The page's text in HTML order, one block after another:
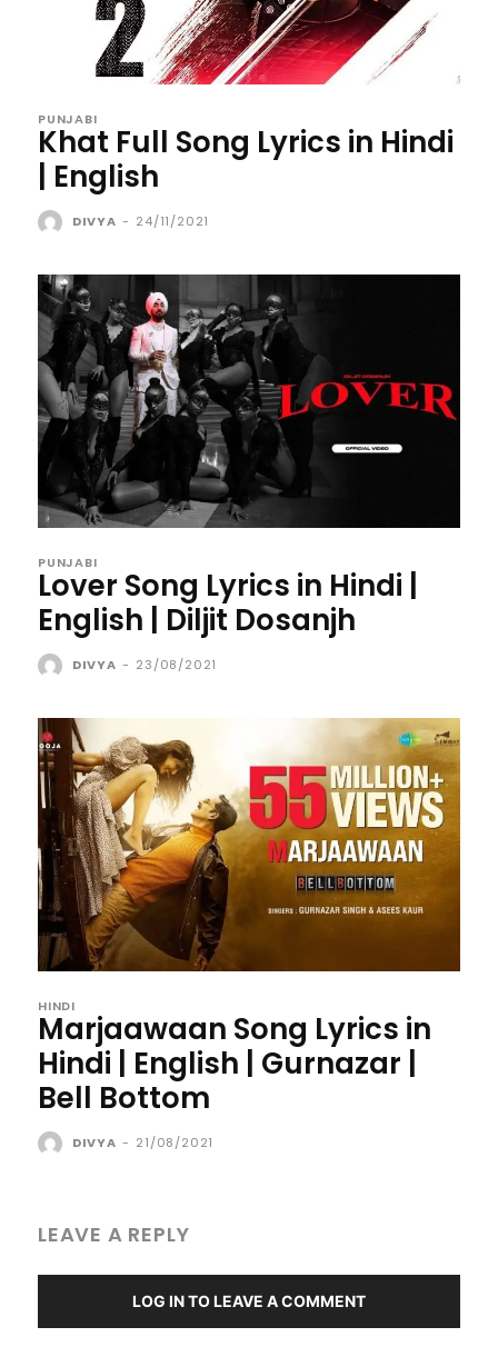
PUNJABI
Khat Full Song Lyrics in Hindi
| English
DIVYA - 24/11/2021
PUNJABI
Lover Song Lyrics in Hindi |
English | Diljit Dosanjh
DIVYA - 23/08/2021
HINDI
Marjaawaan Song Lyrics in
Hindi | English | Gurnazar |
Bell Bottom
DIVYA - 21/08/2021
LEAVE A REPLY
LOG IN TO LEAVE A COMMENT